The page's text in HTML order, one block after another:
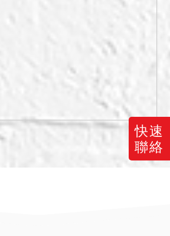
快速
聯絡
二、拍賣最低價額合計新台
三、保證金新台幣：
1,650,000元。
四、抵押權登記拍定後塗
五、投標人應注意拍定後民
法第826條之1第3項規定之
六、投標日期：中華民國